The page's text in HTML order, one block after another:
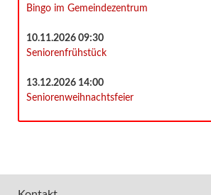
Bingo im Gemeindezentrum
10.11.2026 09:30
Seniorenfrühstück
13.12.2026 14:00
Seniorenweihnachtsfeier